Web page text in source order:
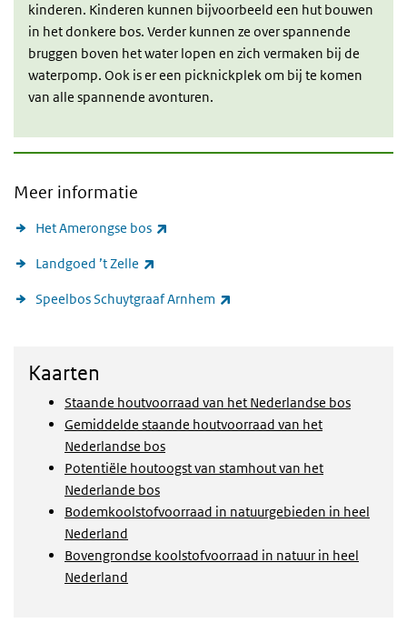
kinderen. Kinderen kunnen bijvoorbeeld een hut bouwen
in het donkere bos. Verder kunnen ze over spannende
bruggen boven het water lopen en zich vermaken bij de
waterpomp. Ook is er een picknickplek om bij te komen
van alle spannende avonturen.
Meer informatie
Het Amerongse bos
Landgoed ’t Zelle
Speelbos Schuytgraaf Arnhem
Kaarten
Staande houtvoorraad van het Nederlandse bos
Gemiddelde staande houtvoorraad van het
Nederlandse bos
Potentiële houtoogst van stamhout van het
Nederlande bos
Bodemkoolstofvoorraad in natuurgebieden in heel
Nederland
Bovengrondse koolstofvoorraad in natuur in heel
Nederland